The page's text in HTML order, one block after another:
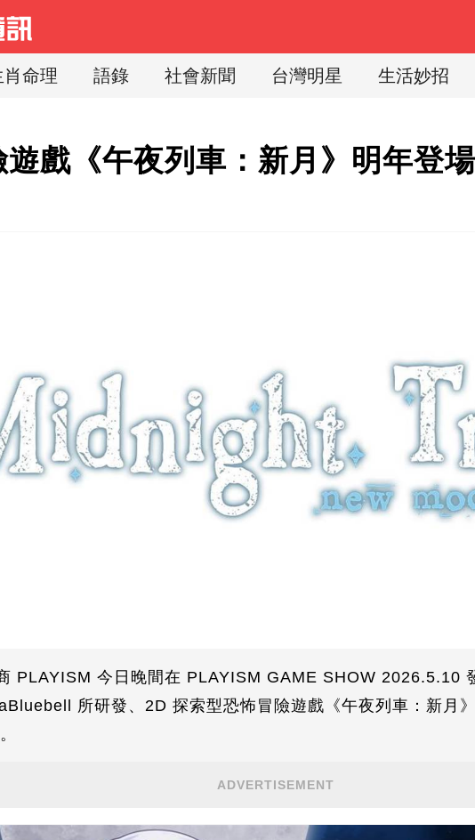
肖命理 語錄 社會新聞 台灣明星 生活妙招
遊戲《午夜列車：新月》明年登場
PLAYISM 今日晚間在 PLAYISM GAME SHOW 2026.5.10
所研發、2D 探索型恐怖冒險遊戲《午夜列車：新月
ADVERTISEMENT